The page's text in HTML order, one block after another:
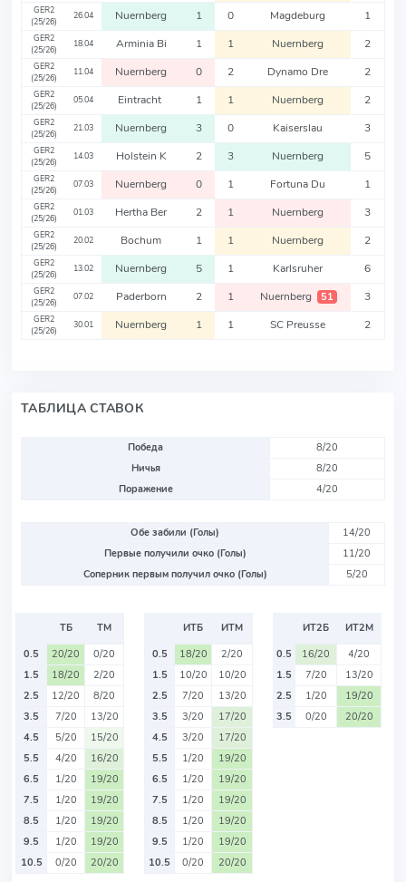
GER2
(25/26)
26.04 Nuernberg 1 0 Magdeburg 1
GER2
(25/26)
18.04 Arminia Bi 1 1 Nuernberg 2
GER2
(25/26)
11.04 Nuernberg 0 2 Dynamo Dre 2
GER2
(25/26)
05.04 Eintracht 1 1 Nuernberg 2
GER2
(25/26)
21.03 Nuernberg 3 0 Kaiserslau 3
GER2
(25/26)
14.03 Holstein K 2 3 Nuernberg 5
GER2
(25/26)
07.03 Nuernberg 0 1 Fortuna Du 1
GER2
(25/26)
01.03 Hertha Ber 2 1 Nuernberg 3
GER2
(25/26)
20.02 Bochum 1 1 Nuernberg 2
GER2
(25/26)
13.02 Nuernberg 5 1 Karlsruher 6
GER2
(25/26)
07.02 Paderborn 2 1 Nuernberg 51 3
GER2
(25/26)
30.01 Nuernberg 1 1 SC Preusse 2
ТАБЛИЦА СТАВОК
Победа
8/20
Ничья
8/20
Поражение
4/20
Обе забили (Голы)
14/20
Первые получили очко (Голы)
11/20
Соперник первым получил очко (Голы)
5/20
ТБ
ТМ
0.5
20/20
0/20
1.5
18/20
2/20
2.5
12/20
8/20
3.5
7/20
13/20
4.5
5/20
15/20
5.5
4/20
16/20
6.5
1/20
19/20
7.5
1/20
19/20
8.5
1/20
19/20
9.5
1/20
19/20
10.5
0/20 20/20
ИТБ
ИТМ
0.5
18/20
2/20
1.5
10/20
10/20
2.5
7/20
13/20
3.5
3/20
17/20
4.5
3/20
17/20
5.5
1/20
19/20
6.5
1/20
19/20
7.5
1/20
19/20
8.5
1/20
19/20
9.5
1/20
19/20
10.5
0/20 20/20
ИТ2Б
ИТ2М
0.5
16/20
4/20
1.5
7/20
13/20
2.5
1/20
19/20
3.5
0/20 20/20